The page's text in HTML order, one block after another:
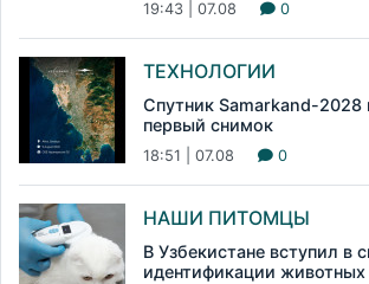
19:43 | 07.08 0
ТЕХНОЛОГИИ
Спутник Samarkand-2028
первый снимок
18:51 | 07.08 0
НАШИ ПИТОМЦЫ
В Узбекистане вступил в
идентификации животных